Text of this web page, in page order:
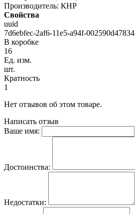
Производитель: КНР
Свойства
uuid
7d6ebfec-2af6-11e5-a94f-002590d47834
В коробке
16
Ед. изм.
шт.
Кратность
1
Нет отзывов об этом товаре.
Написать отзыв
Ваше имя:
Достоинства:
Недостатки: